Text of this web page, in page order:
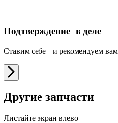
Подтверждение в деле
Ставим себе и рекомендуем вам
Другие запчасти
Листайте экран влево